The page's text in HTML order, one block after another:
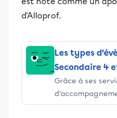
d'Alloprof.
Les types
Secondaire 4
Grâce à ses
stimulants,